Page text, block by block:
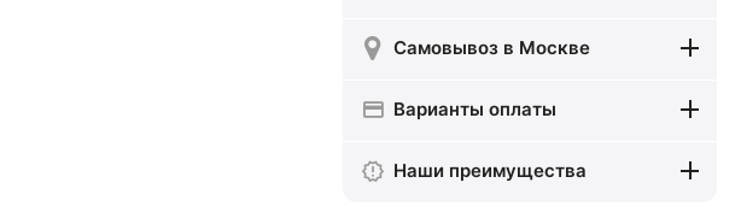
Самовывоз в Москве
Варианты оплаты
Наши преимущества